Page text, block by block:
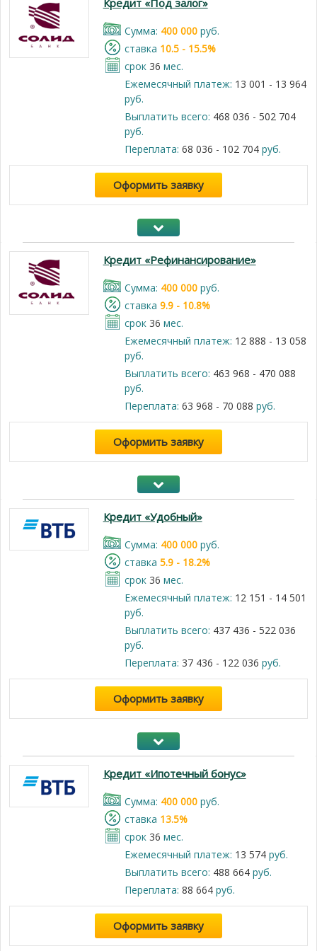
Кредит «Под залог»
Cумма: 400 000руб.
cтавка 10.5 - 15.5%
срок 36 мес.
Ежемесячный платеж: 13 001 - 13 964
руб.
Выплатить всего: 468 036 - 502 704
руб.
Переплата: 68 036 - 102 704руб.
Оформить заявку
Кредит «Рефинансирование»
Cумма: 400 000руб.
cтавка 9.9 - 10.8%
срок 36 мес.
Ежемесячный платеж: 12 888 - 13 058
руб.
Выплатить всего: 463 968 - 470 088
руб.
Переплата: 63 968 - 70 088 руб.
Оформить заявку
Кредит «Удобный»
Cумма: 400 000руб.
cтавка 5.9 - 18.2%
срок 36 мес.
Ежемесячный платеж: 12 151 - 14 501
руб.
Выплатить всего: 437 436 - 522 036
руб.
Переплата: 37 436 - 122 036 руб.
Оформить заявку
Кредит «Ипотечный бонус»
Cумма: 400 000руб.
cтавка 13.5%
срок 36 мес.
Ежемесячный платеж: 13 574руб.
Выплатить всего: 488 664руб.
Переплата: 88 664руб.
Оформить заявку